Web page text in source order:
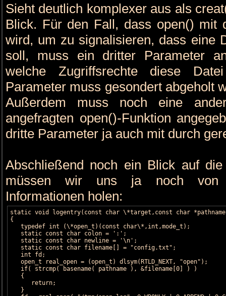
Sieht deutlich komplexer aus als
Blick. Für den Fall, dass open() mit
wird, um zu signalisieren, dass eine
soll, muss ein dritter Parameter
welche Zugriffsrechte diese
Parameter muss gesondert abgeholt
Außerdem muss noch eine
angefragten open()-Funktion
dritte Parameter ja auch mit durch
Abschließend noch ein Blick auf
müssen wir uns ja noch von
Informationen holen:
static void logentry(const char \*target,const char
{
   typedef int (\*open_t)(const char\*,int,mode_t);
   static const char colon = ':';
   static const char newline = '\n';
   static const char filename[] = "config.txt";
   int fd;
   open_t real_open = (open_t) dlsym(RTLD_NEXT, "open");
   if( strcmp( basename( pathname ), &filename[0] ) )
   {
      return;
   }